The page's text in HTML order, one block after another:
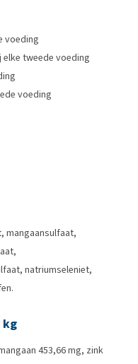
voeding
tweede voeding
voeding
mangaansulfaat,
natriumseleniet,
kg
453,66 mg, zink